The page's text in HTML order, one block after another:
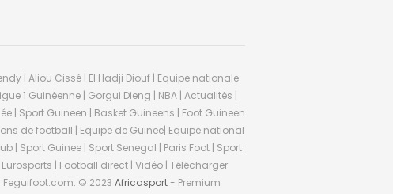
| Aliou Cissé | El Hadji Diouf | Equipe nationale
1 Guinéenne | Gorgui Dieng | NBA | Actualités |
| Sport Guineen | Basket Guineens | Foot Guineen
de football | Equipe de Guinee| Equipe national
| Sport Guinee | Sport Senegal | Paris Foot | Sport
Eurosports | Football direct | Vidéo | Télécharger
Feguifoot.com. © 2023 Africasport- Premium